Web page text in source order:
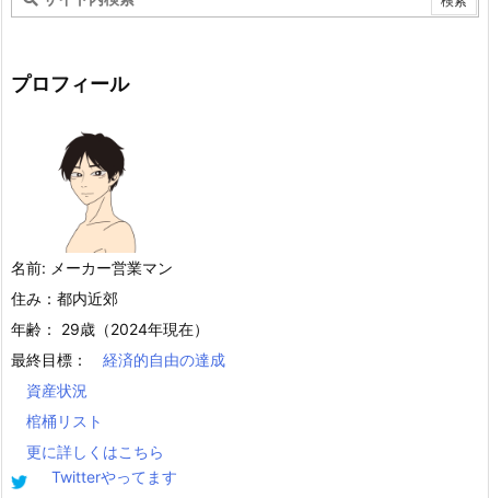
プロフィール
名前: メーカー営業マン
住み：都内近郊
年齢： 29歳（2024年現在）
最終目標：
経済的自由の達成
資産状況
棺桶リスト
更に詳しくはこちら
Twitterやってます